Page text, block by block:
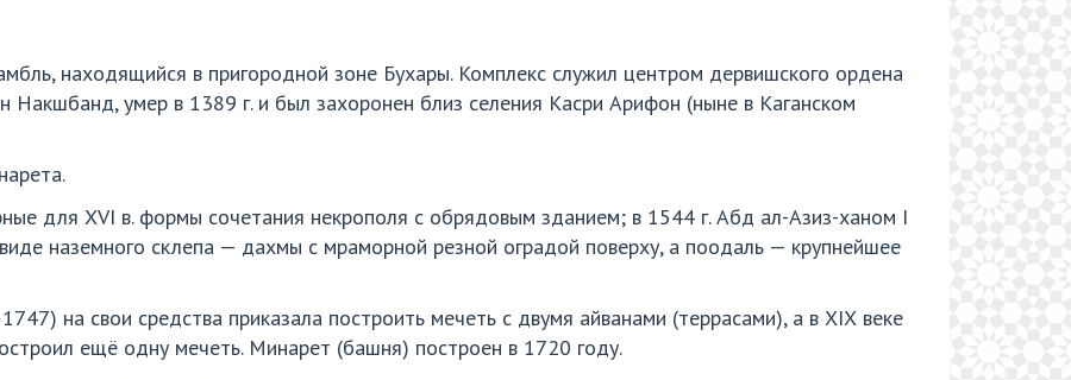
находящийся в пригородной зоне Бухары. Комплекс служил центром дервишского ордена
Накшбанд, умер в 1389 г. и был захоронен близ селения Касри Арифон (ныне в Каганском
для XVI в. формы сочетания некрополя с обрядовым зданием; в 1544 г. Абд ал-Азиз-ханом I
наземного склепа — дахмы с мраморной резной оградой поверху, а поодаль — крупнейшее
на свои средства приказала построить мечеть с двумя айванами (террасами), а в ХIХ веке
ещё одну мечеть. Минарет (башня) построен в 1720 году.